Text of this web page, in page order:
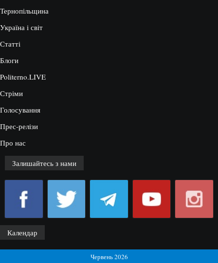
Тернопільщина
Україна і світ
Статті
Блоги
Politerno.LIVE
Стріми
Голосування
Прес-релізи
Про нас
Залишайтесь з нами
Календар
Червень 2026